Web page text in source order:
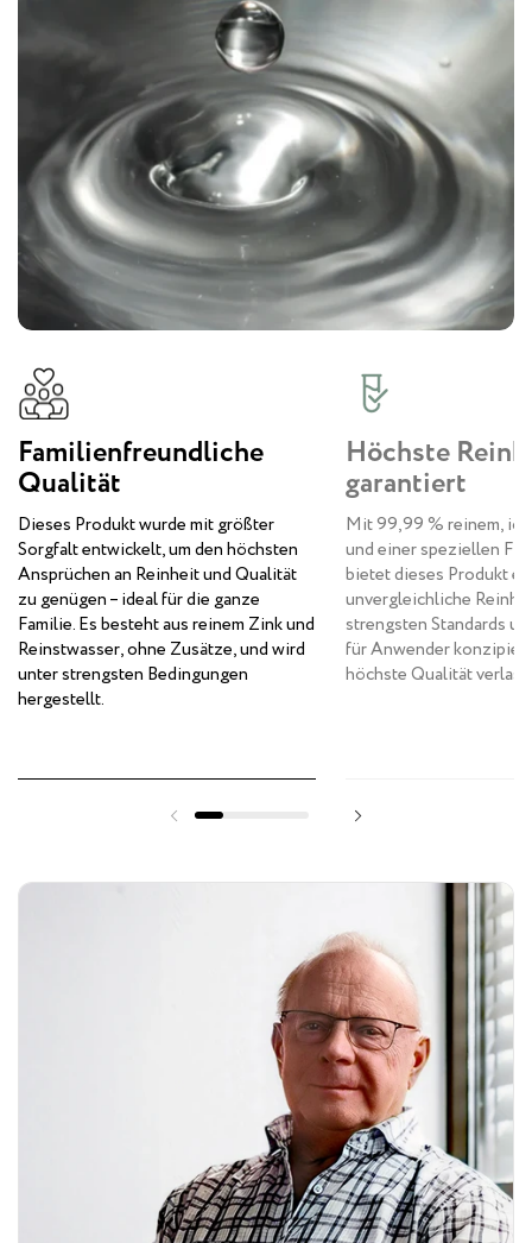
Familienfreundliche
Qualität
Dieses Produkt wurde mit größter
Sorgfalt entwickelt, um den höchsten
Ansprüchen an Reinheit und Qualität
zu genügen – ideal für die ganze
Familie. Es besteht aus reinem Zink und
Reinstwasser, ohne Zusätze, und wird
unter strengsten Bedingungen
hergestellt.
Höchste
garantiert
Mit 99,99 % reinem,
und einer speziellen
bietet dieses Produkt
unvergleichliche
strengsten Standards
für Anwender
höchste Qualität